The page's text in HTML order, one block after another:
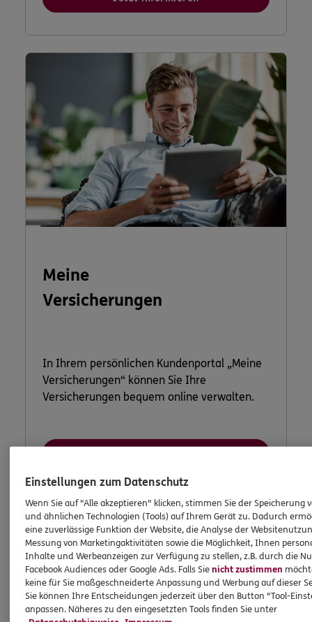
Meine
Versicherungen
In Ihrem persönlichen Kundenportal „Meine
Versicherungen“ können Sie Ihre
Versicherungen bequem online verwalten.
Einstellungen zum Datenschutz
Wenn Sie auf "Alle akzeptieren" klicken, stimmen Sie der Speicherung
und ähnlichen Technologien (Tools) auf Ihrem Gerät zu. Dadurch
eine zuverlässige Funktion der Website, die Analyse der
Messung von Marketingaktivitäten sowie die Möglichkeit, Ihnen
Inhalte und Werbeanzeigen zur Verfügung zu stellen, z.B. durch die
Facebook Audiences oder Google Ads. Falls Sienicht zustimmen
keine für Sie maßgeschneiderte Anpassung und Werbung auf dieser
Sie können Ihre Entscheidungen jederzeit über den Button "Tool-
anpassen. Näheres zu den eingesetzten Tools finden Sie unter